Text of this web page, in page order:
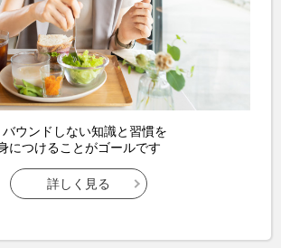
バウンドしない知識と習慣を
につけることがゴールです
詳しく見る